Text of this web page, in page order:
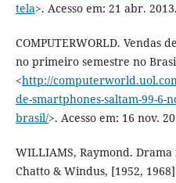
tela>. Acesso em: 21 abr. 2013.
COMPUTERWORLD. Vendas
no primeiro semestre no
<http://
de-smartphones-saltam-99-6-
brasil/>. Acesso em: 16 nov.
WILLIAMS, Raymond.
Chatto & Windus, [1952,